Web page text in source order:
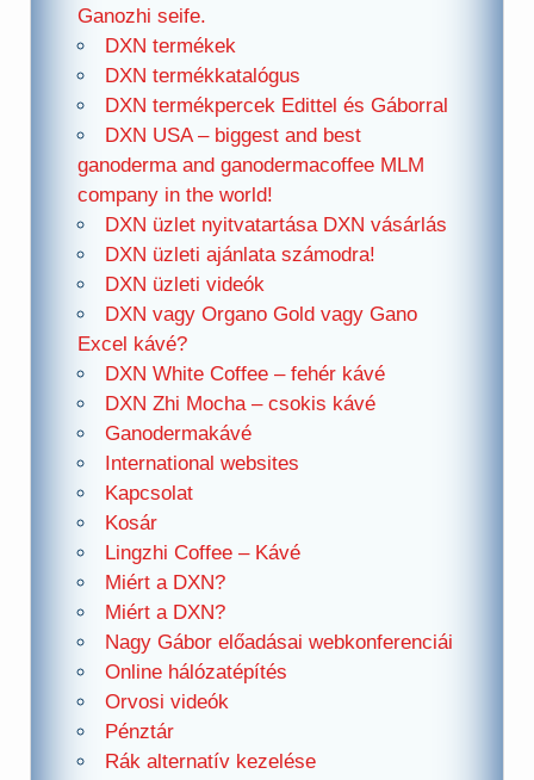
Ganozhi seife.
DXN termékek
DXN termékkatalógus
DXN termékpercek Edittel és Gáborral
DXN USA – biggest and best
ganoderma and ganodermacoffee MLM
company in the world!
DXN üzlet nyitvatartása DXN vásárlás
DXN üzleti ajánlata számodra!
DXN üzleti videók
DXN vagy Organo Gold vagy Gano
Excel kávé?
DXN White Coffee – fehér kávé
DXN Zhi Mocha – csokis kávé
Ganodermakávé
International websites
Kapcsolat
Kosár
Lingzhi Coffee – Kávé
Miért a DXN?
Miért a DXN?
Nagy Gábor előadásai webkonferenciái
Online hálózatépítés
Orvosi videók
Pénztár
Rák alternatív kezelése